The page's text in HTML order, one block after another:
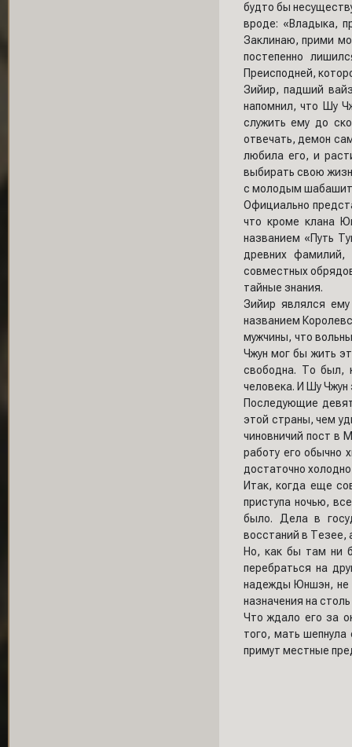
будто бы
вроде: «Владыка,
Заклинаю, прими
постепенно
Преисподней,
Зийир, падший
напомнил, что Шу
служить ему до
отвечать, демон
любила его, и
выбирать свою
с молодым
Официально
что кроме клана
названием «Путь
древних фамилий,
совместных
тайные знания.
Зийир являлся
названием
мужчины, что
Чжун мог бы жить
свободна. То был,
человека. И Шу Чжун
Последующие
этой страны, чем
чиновничий пост в
работу его обычно
достаточно
Итак, когда еще
приступа ночью,
было. Дела в
восстаний в Тезее,
Но, как бы там ни
перебраться на
надежды Юншэн, не
назначения на
Что ждало его за
того, мать
примут местные